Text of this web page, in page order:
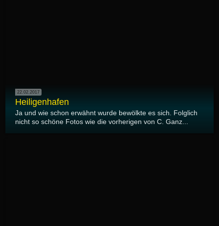
22.02.2017
Heiligenhafen
Ja und wie schon erwähnt wurde bewölkte es sich. Folglich
nicht so schöne Fotos wie die vorherigen von C. Ganz...